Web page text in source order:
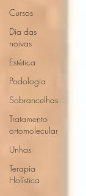
Cursos
Dia das
noivas
Estética
Podologia
Sobrancelhas
Tratamento
ortomolecular
Unhas
Terapia
Holística